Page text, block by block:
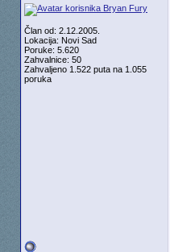
Član od: 2.12.2005.
Lokacija: Novi Sad
Poruke: 5.620
Zahvalnice: 50
Zahvaljeno 1.522 puta na 1.055
poruka